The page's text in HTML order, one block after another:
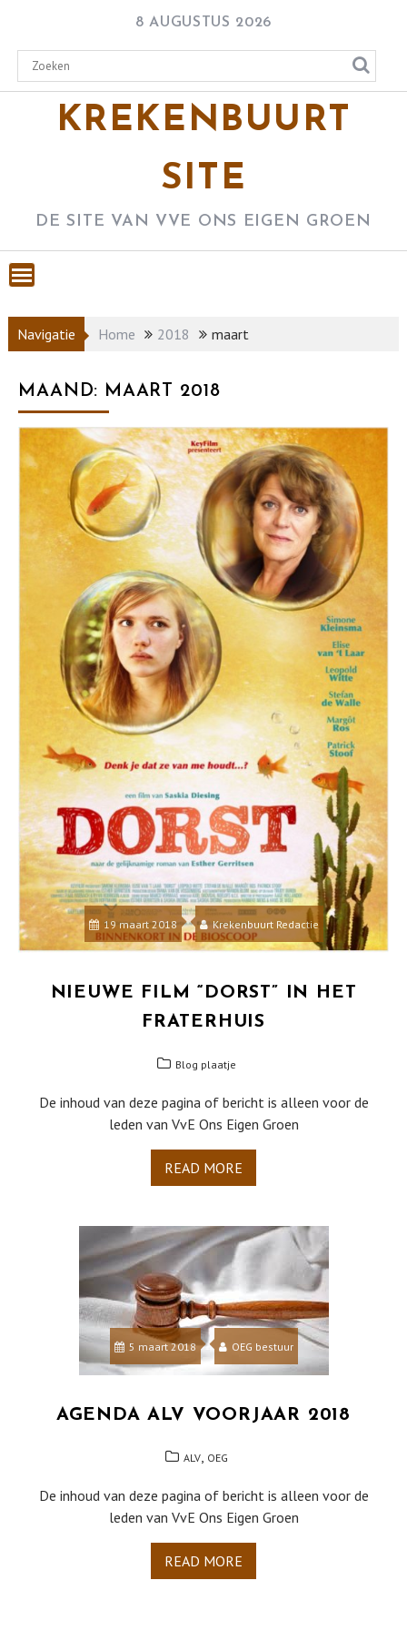
content
8 AUGUSTUS 2026
KREKENBUURT
SITE
DE SITE VAN VVE ONS EIGEN GROEN
Navigatie Home 2018 maart
MAAND: MAART 2018
19 maart 2018 Krekenbuurt Redactie
NIEUWE FILM “DORST” IN HET
FRATERHUIS
Blog plaatje
De inhoud van deze pagina of bericht is alleen voor de
leden van VvE Ons Eigen Groen
READ MORE
5 maart 2018 OEG bestuur
AGENDA ALV VOORJAAR 2018
ALV OEG
De inhoud van deze pagina of bericht is alleen voor de
leden van VvE Ons Eigen Groen
READ MORE